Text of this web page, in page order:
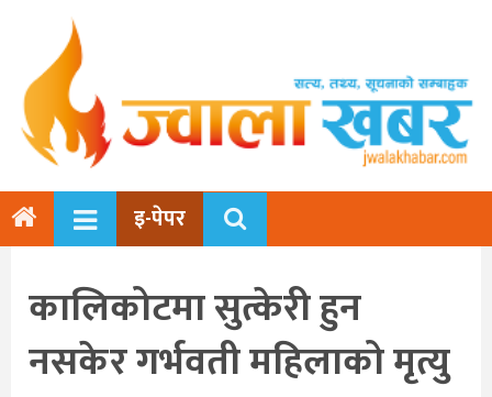
इ-पेपर
कालिकोटमा सुत्केरी हुन
नसकेर गर्भवती महिलाको मृत्यु